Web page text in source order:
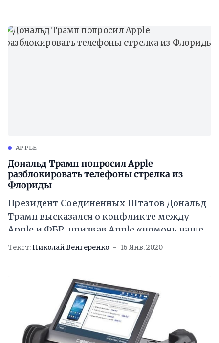
APPLE
Дональд Трамп попросил Apple
разблокировать телефоны стрелка из
Флориды
Президент Соединенных Штатов Дональд
Трамп ​​высказался о конфликте между
Apple и ФБР, призвав Apple «помочь нашей
великой стране» и разблокировать
Текст: Николай Венгеренко 16 Янв. 2020